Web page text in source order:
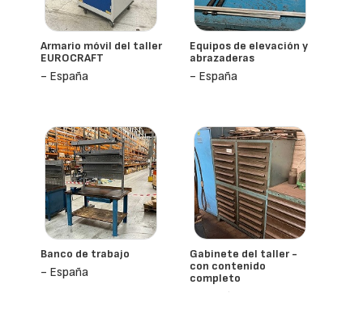
Armario móvil del taller
EUROCRAFT
- España
Equipos de elevación y
abrazaderas
- España
Banco de trabajo
- España
Gabinete del taller -
con contenido
completo
- España